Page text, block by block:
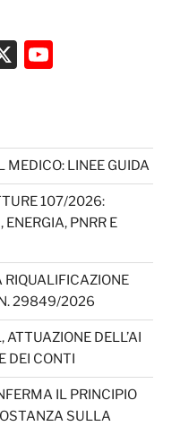
X
T
u
b
e
C
h
a
n
n
el
MEDICO: LINEE GUIDA
107/2026:
PNRR E
N. 29849/2026
DELL’AI
DEI CONTI
IL PRINCIPIO
SULLA